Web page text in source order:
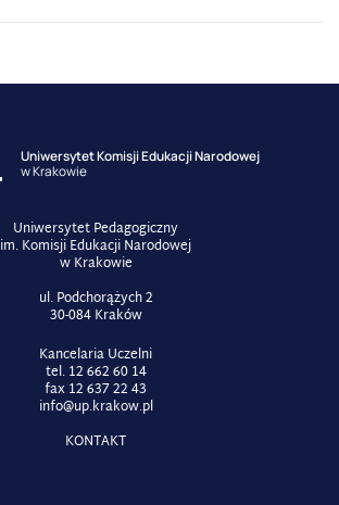
Uniwersytet Komisji Edukacji Narodowej
w Krakowie
Uniwersytet Pedagogiczny
im. Komisji Edukacji Narodowej
w Krakowie
ul. Podchorążych 2
30-084 Kraków
Kancelaria Uczelni
tel. 12 662 60 14
fax 12 637 22 43
info@up.krakow.pl
KONTAKT